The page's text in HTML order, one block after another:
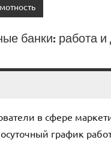
банки: работа
в сфере
график